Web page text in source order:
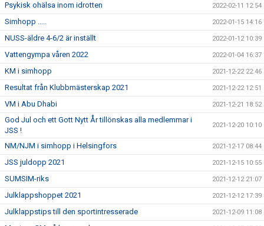
Psykisk ohälsa inom idrotten 2022-02-11 12:54
Simhopp ..... 2022-01-15 14:16
NUSS-äldre 4-6/2 är inställt 2022-01-12 10:39
Vattengympa våren 2022 2022-01-04 16:37
KM i simhopp 2021-12-22 22:46
Resultat från Klubbmästerskap 2021 2021-12-22 12:51
VM i Abu Dhabi 2021-12-21 18:52
God Jul och ett Gott Nytt År tillönskas alla medlemmar i
JSS !
2021-12-20 10:10
NM/NJM i simhopp i Helsingfors 2021-12-17 08:44
JSS juldopp 2021 2021-12-15 10:55
SUMSIM-riks 2021-12-12 21:07
Julklappshoppet 2021 2021-12-12 17:39
Julklappstips till den sportintresserade 2021-12-09 11:08